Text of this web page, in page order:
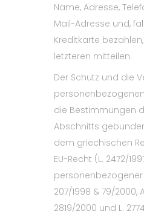
Name, Adresse,
Mail-Adresse und,
Kreditkarte
letzteren mitteilen.
Der Schutz und die
die Bestimmungen
Abschnitts
dem griechischen
EU-Recht (L. 2472/
personenbezogener
207/1998 & 79/2000,
2819/2000 und L.